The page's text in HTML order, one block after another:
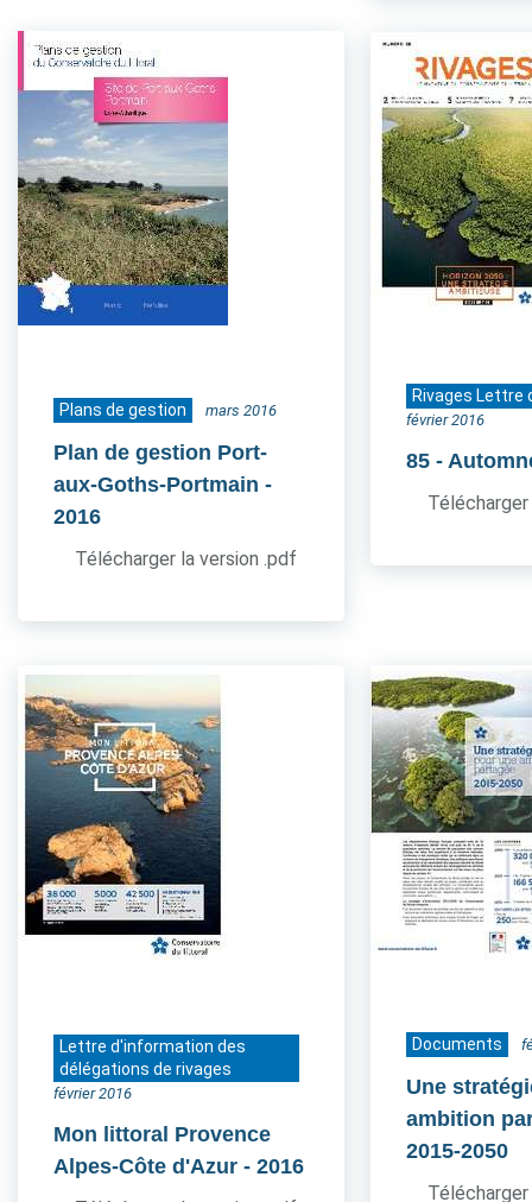
Plans de gestion mars 2016
Plan de gestion Port-
aux-Goths-Portmain -
2016
Télécharger la version .pdf
Rivages Lettre
février 2016
85 -
Lettre d'information des
délégations de rivages
février 2016
Mon littoral Provence
Alpes-Côte d'Azur - 2016
Documents
Une
ambition
2015-2050